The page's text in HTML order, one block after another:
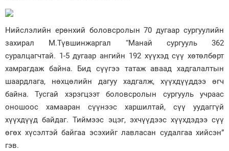
Нийслэлийн ерөнхий боловсролын 70 дугаар сургуулийн
захирал М.Түвшинжаргал “Манай сургууль 362
суралцагчтай. 1-5 дугаар ангийн 192 хүүхэд сүү хөтөлбөрт
хамрагдаж байна. Бид сүүгээ татаж аваад хадгалалтын
шаардлага, нөхцөлийн дагуу хадгалж, хүүхдүүддээ өгч
байна. Тусгай хэрэгцээт боловсролын сургууль учраас
оношоос хамааран сүүнээс харшилтай, сүү уудаггүй
хүүхдүүд байдаг. Тиймээс эцэг, эхчүүдээс хүүхдэдээ сүү
өгөх хүсэлтэй байгаа эсэхийг лавласан судалгаа хийсэн”
гэв.